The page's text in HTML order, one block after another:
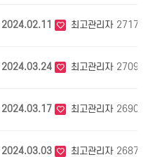
2024.02.11 최고관리자 2717
2024.03.24 최고관리자 2709
2024.03.17 최고관리자 2690
2024.03.03 최고관리자 2687